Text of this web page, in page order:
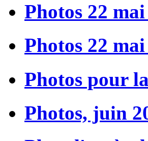
Photos 22 mai
Photos 22
Photos pour
Photos, juin